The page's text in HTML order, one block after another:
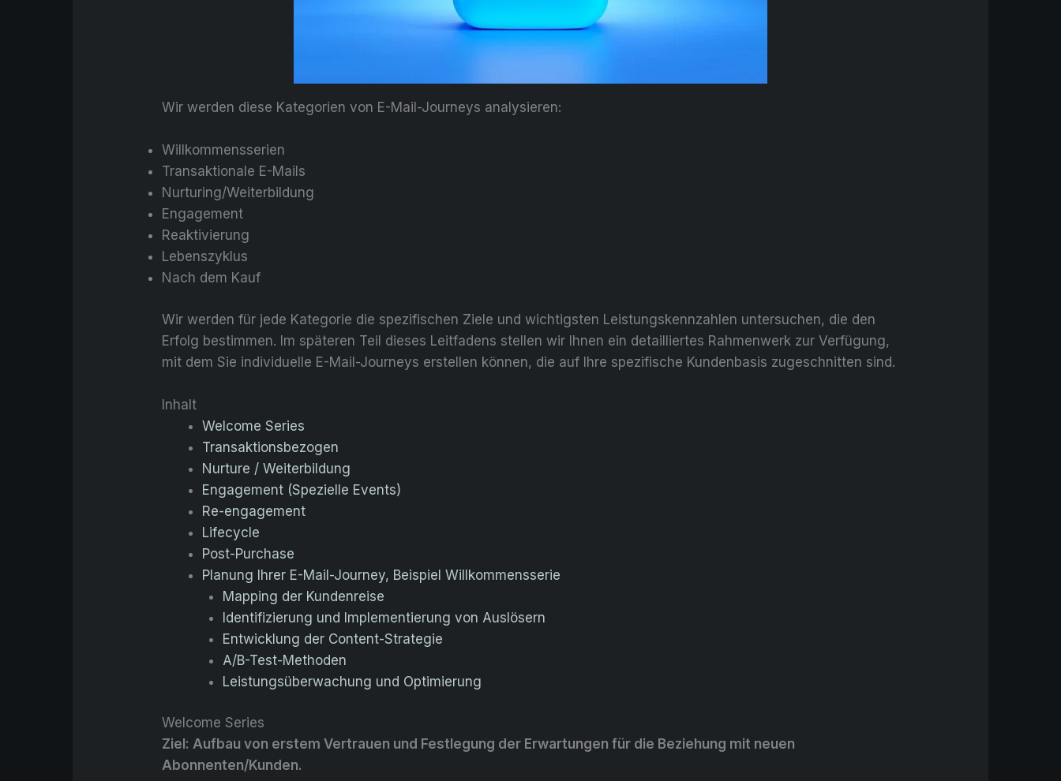
Wir werden diese Kategorien von E-Mail-Journeys analysieren:
Willkommensserien
Transaktionale E-Mails
Nurturing/Weiterbildung
Engagement
Reaktivierung
Lebenszyklus
Nach dem Kauf
Wir werden für jede Kategorie die spezifischen Ziele und wichtigsten Leistungskennzahlen untersuchen, die den
Erfolg bestimmen. Im späteren Teil dieses Leitfadens stellen wir Ihnen ein detailliertes Rahmenwerk zur Verfügung,
mit dem Sie individuelle E-Mail-Journeys erstellen können, die auf Ihre spezifische Kundenbasis zugeschnitten sind.
Inhalt
Welcome Series
Transaktionsbezogen
Nurture / Weiterbildung
Engagement (Spezielle Events)
Re-engagement
Lifecycle
Post-Purchase
Planung Ihrer E-Mail-Journey, Beispiel Willkommensserie
Mapping der Kundenreise
Identifizierung und Implementierung von Auslösern
Entwicklung der Content-Strategie
A/B-Test-Methoden
Leistungsüberwachung und Optimierung
Welcome Series
Ziel: Aufbau von erstem Vertrauen und Festlegung der Erwartungen für die Beziehung mit neuen
Abonnenten/Kunden.